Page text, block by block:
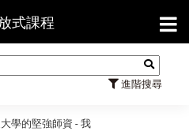
式課程
進階搜尋
學的堅強師資 - 我